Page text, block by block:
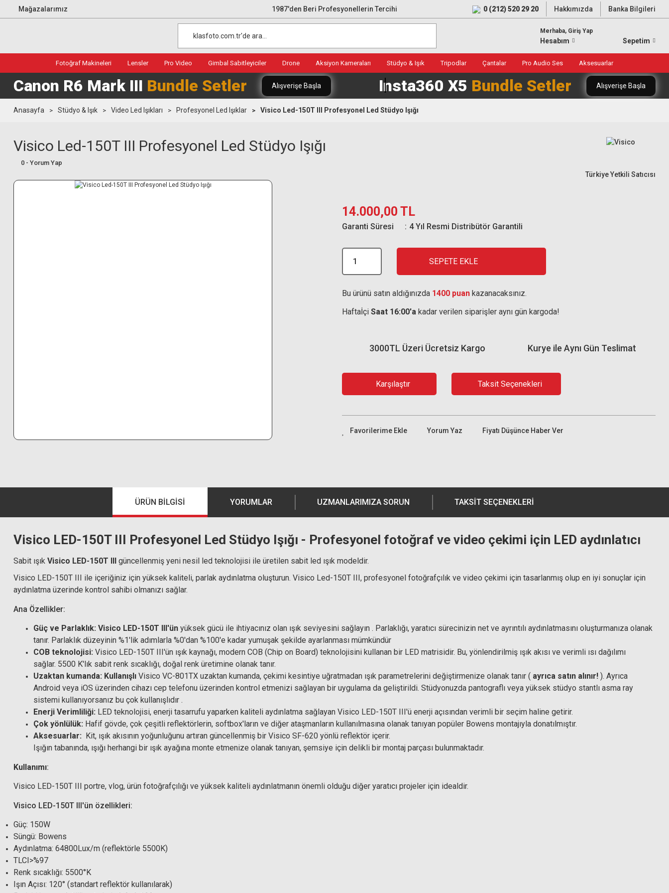
Mağazalarımız 1987'den Beri Profesyonellerin Tercihi 0 (212) 520 29 20 Hakkımızda Banka Bilgileri
Merhaba, Giriş Yap
Hesabım Sepetim
Fotoğraf Makineleri Lensler Pro Video Gimbal Sabitleyiciler Drone Aksiyon Kameraları Stüdyo & Işık Tripodlar Çantalar Pro Audio Ses Aksesuarlar
Canon R6 Mark III Bundle Setler Alışverişe Başla Insta360 X5 Bundle Setler Alışverişe Başla
Anasayfa Stüdyo & Işık Video Led Işıkları Profesyonel Led Işıklar Visico Led-150T III Profesyonel Led Stüdyo Işığı
Visico Led-150T III Profesyonel Led Stüdyo Işığı
0 - Yorum Yap
Türkiye Yetkili Satıcısı
14.000,00 TL
Garanti Süresi 4 Yıl Resmi Distribütör Garantili
SEPETE EKLE
Bu ürünü satın aldığınızda 1400 puan kazanacaksınız.
Haftaİçi Saat 16:00'a kadar verilen siparişler aynı gün kargoda!
Kurye ile Aynı Gün Teslimat
3000TL Üzeri Ücretsiz Kargo
Karşılaştır Taksit Seçenekleri
Yorum Yaz Fiyatı Düşünce Haber Ver
ÜRÜN BILGISI YORUMLAR UZMANLARIMIZA SORUN TAKSIT SEÇENEKLERI
Visico LED-150T III Profesyonel Led Stüdyo Işığı - Profesyonel fotoğraf ve video çekimi için LED aydınlatıcı
Sabit ışık Visico LED-150T III güncellenmiş yeni nesil led teknolojisi ile üretilen sabit led ışık modeldir.
Visico LED-150T III ile içeriğiniz için yüksek kaliteli, parlak aydınlatma oluşturun. Visico Led-150T III, profesyonel fotoğrafçılık ve video çekimi için tasarlanmış olup en iyi sonuçlar için
aydınlatma üzerinde kontrol sahibi olmanızı sağlar.
Ana Özellikler:
Güç ve Parlaklık: Visico LED-150T III'ün yüksek gücü ile ihtiyacınız olan ışık seviyesini sağlayın . Parlaklığı, yaratıcı sürecinizin net ve ayrıntılı aydınlatmasını oluşturmanıza olanak
tanır. Parlaklık düzeyinin %1'lik adımlarla %0'dan %100'e kadar yumuşak şekilde ayarlanması mümkündür
COB teknolojisi: Visico LED-150T III'ün ışık kaynağı, modern COB (Chip on Board) teknolojisini kullanan bir LED matrisidir. Bu, yönlendirilmiş ışık akısı ve verimli ısı dağılımı
sağlar. 5500 K'lık sabit renk sıcaklığı, doğal renk üretimine olanak tanır.
Uzaktan kumanda: Kullanışlı Visico VC-801TX uzaktan kumanda, çekimi kesintiye uğratmadan ışık parametrelerini değiştirmenize olanak tanır ( ayrıca satın alınır! ). Ayrıca
Android veya iOS üzerinden cihazı cep telefonu üzerinden kontrol etmenizi sağlayan bir uygulama da geliştirildi. Stüdyonuzda pantograflı veya yüksek stüdyo stantlı asma ray
sistemi kullanıyorsanız bu çok kullanışlıdır .
Enerji Verimliliği: LED teknolojisi, enerji tasarrufu yaparken kaliteli aydınlatma sağlayan Visico LED-150T III'ü enerji açısından verimli bir seçim haline getirir.
Çok yönlülük: Hafif gövde, çok çeşitli reflektörlerin, softbox'ların ve diğer ataşmanların kullanılmasına olanak tanıyan popüler Bowens montajıyla donatılmıştır.
Aksesuarlar: Kit, ışık akısının yoğunluğunu artıran güncellenmiş bir Visico SF-620 yönlü reflektör içerir.
Işığın tabanında, ışığı herhangi bir ışık ayağına monte etmenize olanak tanıyan, şemsiye için delikli bir montaj parçası bulunmaktadır.
Kullanımı:
Visico LED-150T III portre, vlog, ürün fotoğrafçılığı ve yüksek kaliteli aydınlatmanın önemli olduğu diğer yaratıcı projeler için idealdir.
Visico LED-150T III'ün özellikleri:
Güç: 150W
Süngü: Bowens
Aydınlatma: 64800Lux/m (reflektörle 5500K)
TLCI>%97
Renk sıcaklığı: 5500°K
Işın Açısı: 120° (standart reflektör kullanılarak)